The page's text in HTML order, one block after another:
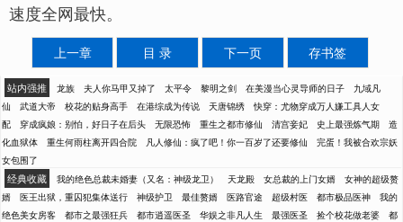
速度全网最快。
上一章 目 录 下一页 存书签
站内强推 龙族 夫人你马甲又掉了 太平令 黎明之剑 在美漫当心灵导师的日子
九域凡
仙
武道大帝 校花的贴身高手 在港综成为传说 天唐锦绣
快穿：尤物穿成万人嫌工具人女
配
穿成疯娘：别怕，好日子在后头 无限恐怖 重生之都市修仙 清宫妾妃 史上最强炼气期
造
化血狱体
重生何雨柱离开四合院 凡人修仙：疯了吧！你一百岁了还要修仙
完蛋！我被合欢宗妖
女包围了
经典收藏 我的绝色总裁未婚妻（又名：神级龙卫） 天龙殿 女总裁的上门女婿
女神的超级赘
婿
医王出狱，重囚犯集体送行 神级护卫 最佳赘婿 医路官途 超级村医 都市极品医神
我的
绝色美女房客
都市之最强狂兵 都市逍遥医圣 华娱之非凡人生 最强医圣 捡个校花做老婆
都